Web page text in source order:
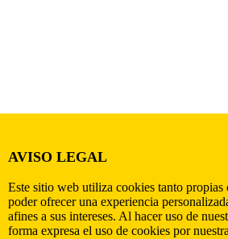
AVISO LEGAL
Este sitio web utiliza cookies tanto propias
poder ofrecer una experiencia
afines a sus intereses. Al hacer uso de
forma expresa el uso de cookies por